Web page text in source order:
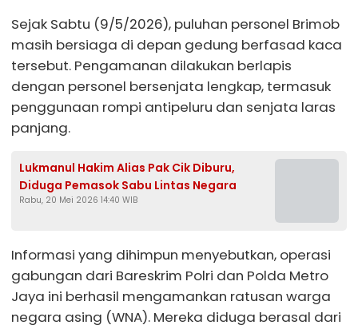
Sejak Sabtu (9/5/2026), puluhan personel Brimob
masih bersiaga di depan gedung berfasad kaca
tersebut. Pengamanan dilakukan berlapis
dengan personel bersenjata lengkap, termasuk
penggunaan rompi antipeluru dan senjata laras
panjang.
Lukmanul Hakim Alias Pak Cik Diburu,
Diduga Pemasok Sabu Lintas Negara
Rabu, 20 Mei 2026 14:40 WIB
Informasi yang dihimpun menyebutkan, operasi
gabungan dari Bareskrim Polri dan Polda Metro
Jaya ini berhasil mengamankan ratusan warga
negara asing (WNA). Mereka diduga berasal dari